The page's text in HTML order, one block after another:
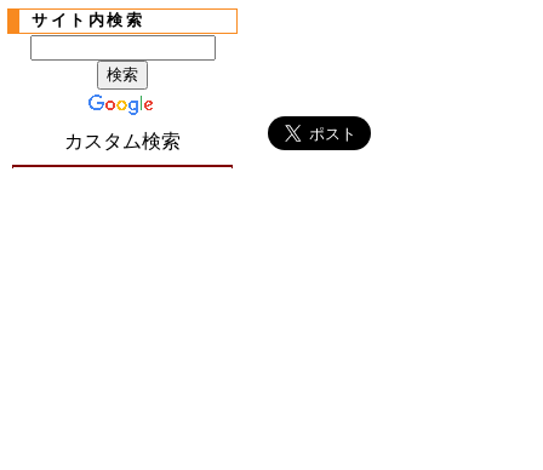
サイト内検索
カスタム検索